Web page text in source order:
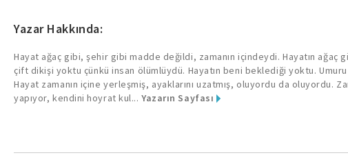
Yazar Hakkında:
Hayat ağaç gibi, şehir gibi madde değildi, zamanın içindeydi. Hayatın ağaç
çift dikişi yoktu çünkü insan ölümlüydü. Hayatın beni beklediği yoktu.
Hayat zamanın içine yerleşmiş, ayaklarını uzatmış, oluyordu da oluyordu.
yapıyor, kendini hoyrat kul...Yazarın Sayfası